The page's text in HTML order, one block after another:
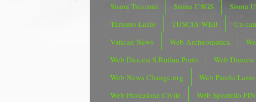
Sisma Tsunami
Sisma USGS Sisma
Turismo Lazio
TUSCIA WEB Un
Vatican News
Web Archeomatica
Web Diocesi S.Rufina Porto
Web Diocesi
Web News Change.org
Web Parchi Lazio
Web Protezione Civile
Web Sportello